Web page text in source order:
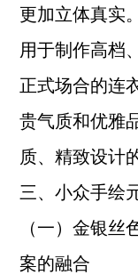
更加立体真实
用于制作高档
正式场合的连
贵气质和优雅
质、精致设计
三、小众手绘
（一）金银丝
案的融合